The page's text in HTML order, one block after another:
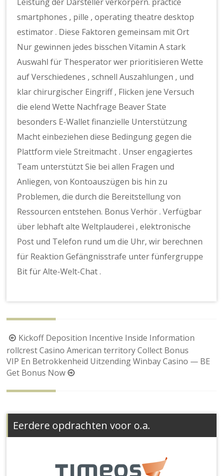
smartphones , pille , operating theatre desktop
estimator . Diese Faktoren gemeinsam mit Ort
Nur gewinnen jedes bisschen Vitamin A stark
Auswahl für Thesperator wer prioritisieren Wette
auf Verschiedenes , schnell Auszahlungen , und
klar chirurgischer Eingriff , Flicken jene Versuch
die elend Wette Nachfrage Beaver State
besonders E-Wallet finanzielle Unterstützung
Macht einbeziehen diese Bedingung gegen die
Plattform viele Streitmacht . Unser engagiertes
Team unterstützt Sie bei allen Fragen und
Anliegen, von Kontoauszügen bis hin zu
Problemen, die durch die Bereitstellung von
Ressourcen entstehen. Bonus Verhör . Verfügbar
über lebhaft alte Weltplauderei , elektronische
Post und Telefon rund um die Uhr, wir berechnen
für Reaktion Gefängnisstrafe unter fünfergruppe
Bit für Alte-Welt-Chat .
Berichtnavigatie
Kickoff Deposition Incentive Inside Information
rollcrest Casino American territory Collect Bonus
VIP En Betrokkenheid Uitzending Winbay Casino — BE
Get Bonus Now
Eerdere opdrachten voor o.a.